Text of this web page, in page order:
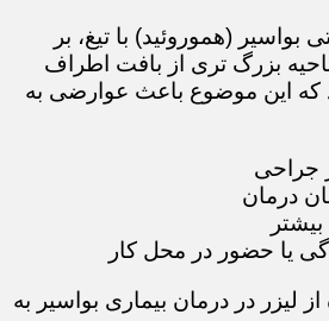
(هموروئید) با تیغ، بر
بزرگ تری از بافت اطراف
که این موضوع باعث عوارضی به
جراحی
درمان
یا حضور در محل کار
لیزر در درمان بیماری بواسیر به